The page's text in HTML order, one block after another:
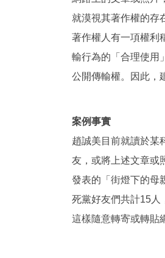
就漠視其著作權的存
著作權人有一項權利
輸行為的「合理使用
公開傳輸權。因此，
案例事實
趙誠美目前就讀於某
友，或將上述文章或
發表的「街燈下的母
死黨好友們共計15人
這樣隨意轉寄或轉